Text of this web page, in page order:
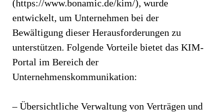
(https://www.bonamic.de/kim/), wurde
entwickelt, um Unternehmen bei der
Bewältigung dieser Herausforderungen zu
unterstützen. Folgende Vorteile bietet das KIM-
Portal im Bereich der
Unternehmenskommunikation:
– Übersichtliche Verwaltung von Verträgen und